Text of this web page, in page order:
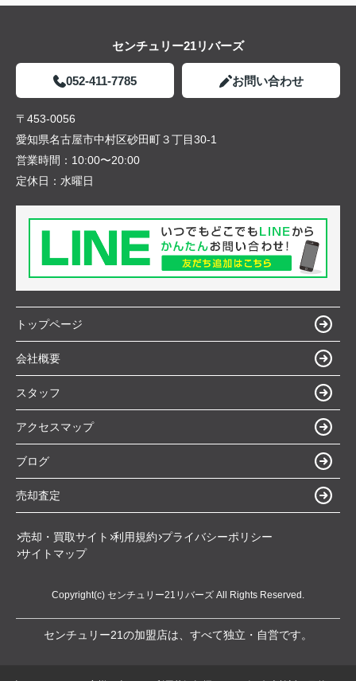
センチュリー21リバーズ
052-411-7785 お問い合わせ
〒453-0056
愛知県名古屋市中村区砂田町３丁目30-1
営業時間： 10:00〜20:00
定休日： 水曜日
トップページ
会社概要
スタッフ
アクセスマップ
ブログ
売却査定
売却・買取サイト 利用規約 プライバシーポリシー
サイトマップ
Copyright(c) センチュリー21リバーズ All Rights Reserved.
センチュリー21の加盟店は、すべて独立・自営です。